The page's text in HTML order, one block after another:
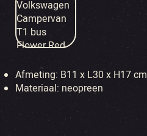
Afmeting: B11 x L30 x H17 cm
Materiaal: neopreen